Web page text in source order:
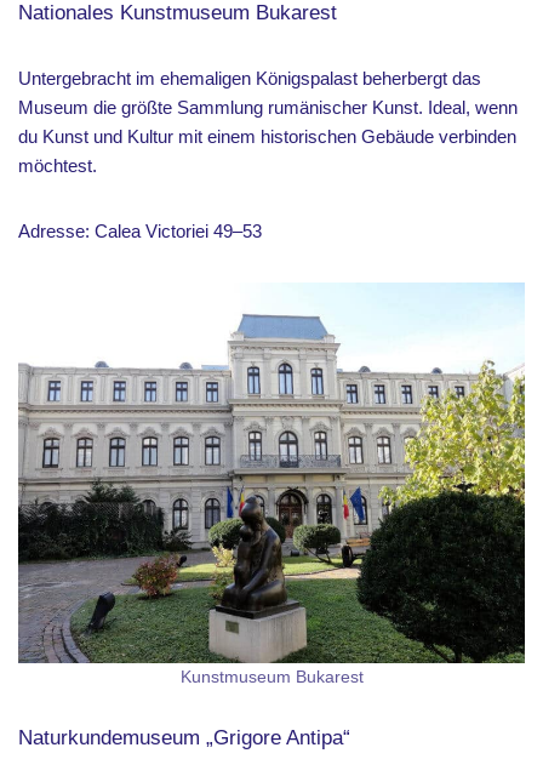
Nationales Kunstmuseum Bukarest
Untergebracht im ehemaligen Königspalast beherbergt das
Museum die größte Sammlung rumänischer Kunst. Ideal, wenn
du Kunst und Kultur mit einem historischen Gebäude verbinden
möchtest.
Adresse: Calea Victoriei 49–53
Kunstmuseum Bukarest
Naturkundemuseum „Grigore Antipa“